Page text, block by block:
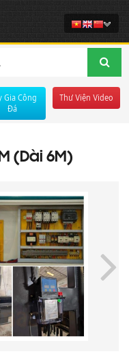
Gia Công
Đá
Thư Viện Video
(Dài 6M)